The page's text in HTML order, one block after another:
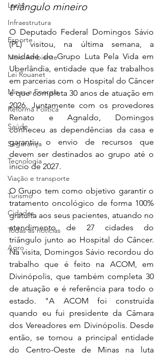
Lazer
Infraestrutura
Esporte
Meio Ambiente
Lei Rouanet
Minas e Energia
Reforma Política
Saúde
Segurança
Tecnologia
Viação e transporte
Turismo
Cidades
Todas as notícias
Agro
triângulo mineiro
O Deputado Federal Domingos Sávio
(PL) visitou, na última semana, a
unidade do Grupo Luta Pela Vida em
Uberlândia, entidade que faz trabalhos
em parcerias com o Hospital do Câncer
e que completa 30 anos de atuação em
2026. Juntamente com os provedores
Renato e Agnaldo, Domingos
conheceu as dependências da casa e
garantiu o envio de recursos que
devem ser destinados ao grupo até o
início de 2027.
O Grupo tem como objetivo garantir o
tratamento oncológico de forma 100%
gratuita aos seus pacientes, atuando no
atendimento de 27 cidades do
triângulo junto ao Hospital do Câncer.
Na visita, Domingos Sávio recordou do
trabalho que é feito na ACOM, em
Divinópolis, que também completa 30
de atuação e é referência para todo o
estado. "A ACOM foi construída
quando eu fui presidente da Câmara
dos Vereadores em Divinópolis. Desde
então, se tornou a principal entidade
do Centro-Oeste de Minas na luta